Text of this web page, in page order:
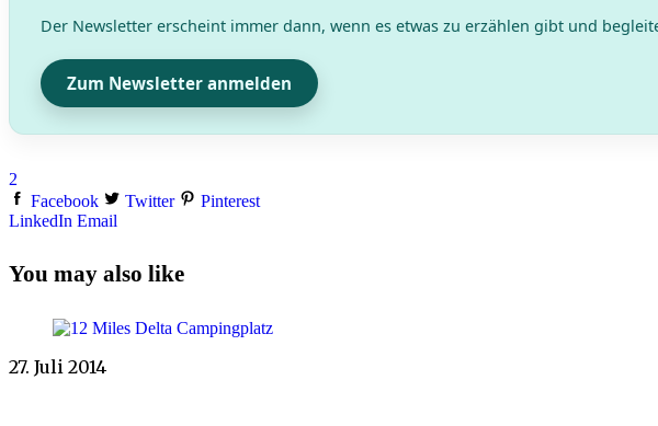
Der Newsletter erscheint immer dann, wenn es etwas zu erzählen gibt und
Zum Newsletter anmelden
2
Facebook
Twitter
Pinterest
LinkedIn Email
You may also like
27. Juli 2014